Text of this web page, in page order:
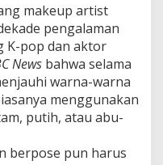
makeup artist
pengalaman
K-pop dan aktor
News bahwa selama
warna-warna
menggunakan
putih, atau abu-
berpose pun harus